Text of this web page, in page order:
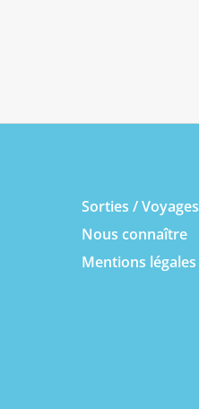
Sorties / Voyages
Nous connaître
Mentions légales